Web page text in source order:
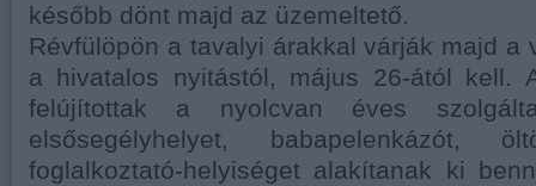
később dönt majd az üzemeltető.
Révfülöpön a tavalyi árakkal várják majd a
a hivatalos nyitástól, május 26-ától kell.
felújítottak a nyolcvan éves
elsősegélyhelyet, babapelenkázót,
foglalkoztató-helyiséget alakítanak ki